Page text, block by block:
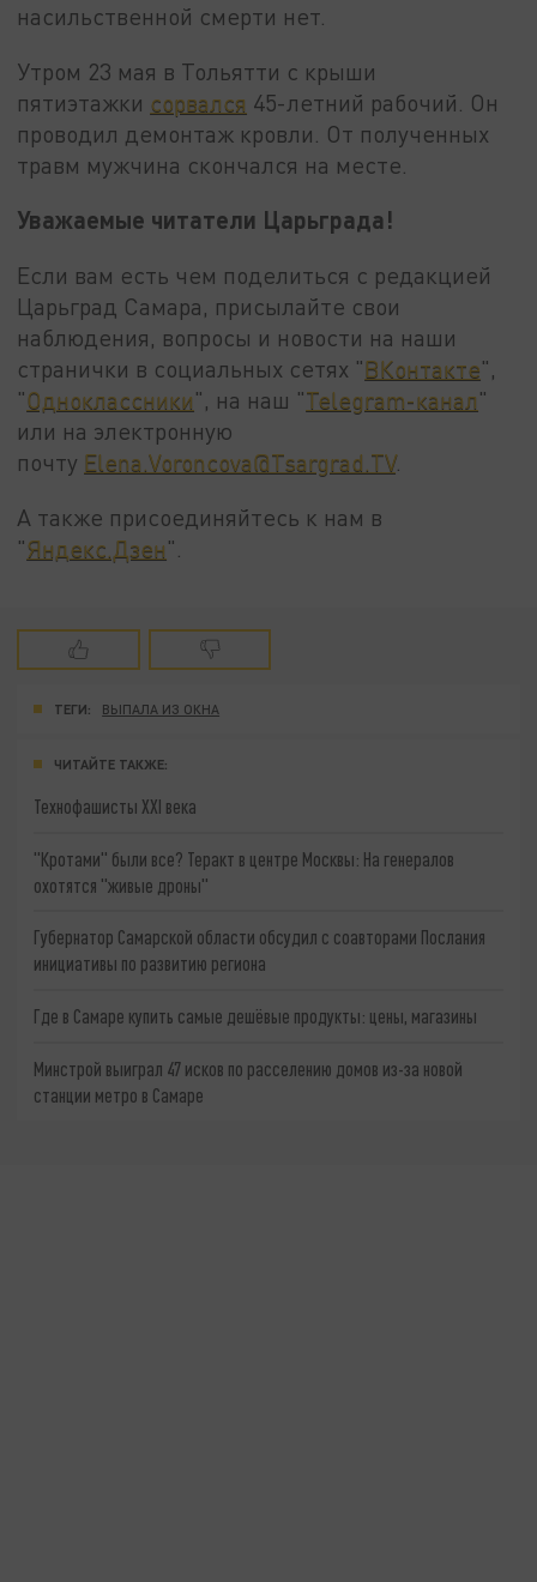
насильственной смерти нет.
Утром 23 мая в Тольятти с крыши
пятиэтажки сорвался 45-летний рабочий. Он
проводил демонтаж кровли. От полученных
травм мужчина скончался на месте.
Уважаемые читатели Царьграда!
Если вам есть чем поделиться с редакцией
Царьград Самара, присылайте свои
наблюдения, вопросы и новости на наши
странички в социальных сетях "ВКонтакте",
"Одноклассники", на наш "Telegram-канал"
или на электронную
почту Elena.Voroncova@Tsargrad.TV.
А также присоединяйтесь к нам в
"Яндекс.Дзен".
ТЕГИ: ВЫПАЛА ИЗ ОКНА
ЧИТАЙТЕ ТАКЖЕ:
Технофашисты XXI века
"Кротами" были все? Теракт в центре Москвы: На генералов
охотятся "живые дроны"
Губернатор Самарской области обсудил с соавторами Послания
инициативы по развитию региона
Где в Самаре купить самые дешёвые продукты: цены, магазины
Минстрой выиграл 47 исков по расселению домов из-за новой
станции метро в Самаре